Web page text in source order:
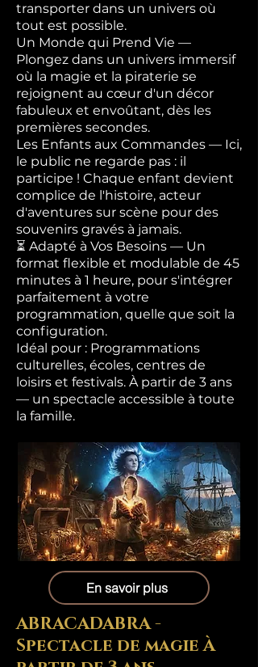
transporter dans un univers où
tout est possible.
Un Monde qui Prend Vie —
Plongez dans un univers immersif
où la magie et la piraterie se
rejoignent au cœur d'un décor
fabuleux et envoûtant, dès les
premières secondes.
Les Enfants aux Commandes — Ici,
le public ne regarde pas : il
participe ! Chaque enfant devient
complice de l'histoire, acteur
d'aventures sur scène pour des
souvenirs gravés à jamais.
⏳ Adapté à Vos Besoins — Un
format flexible et modulable de 45
minutes à 1 heure, pour s'intégrer
parfaitement à votre
programmation, quelle que soit la
configuration.
Idéal pour : Programmations
culturelles, écoles, centres de
loisirs et festivals. À partir de 3 ans
— un spectacle accessible à toute
la famille.
En savoir plus
ABRACADABRA -
Spectacle de magie À